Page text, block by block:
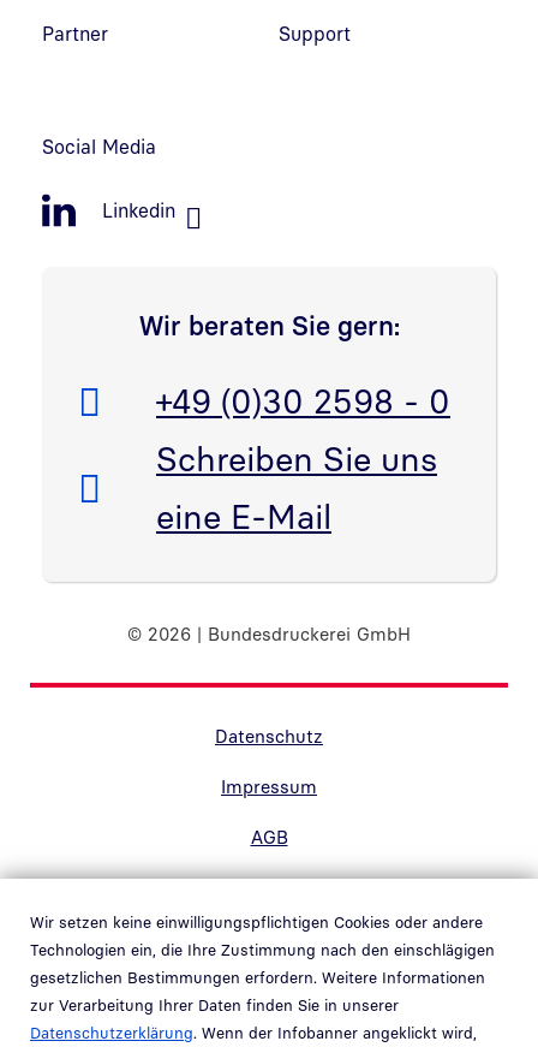
Wir setzen keine einwilligungspflichtigen Cookies oder andere
Technologien ein, die Ihre Zustimmung nach den einschlägigen
gesetzlichen Bestimmungen erfordern. Weitere Informationen
zur Verarbeitung Ihrer Daten finden Sie in unserer
Datenschutzerklärung. Wenn der Infobanner angeklickt wird,
Partner Support
Social Media
Linkedin
Wir beraten Sie gern:
Telefon:
+49 (0)30 2598 - 0
E-Mail:
Schreiben Sie uns
eine E-Mail
© 2026 | Bundesdruckerei GmbH
Datenschutz
Impressum
AGB
Kontakt
Hinweisgebersystem
Link in neuem Fenster öffnen
Whistleblower system